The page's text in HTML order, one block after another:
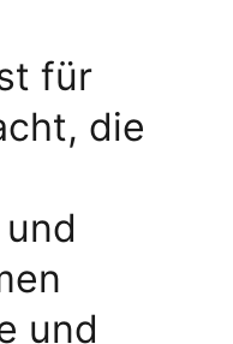
für
die
und